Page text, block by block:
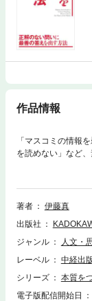
作品情報
「マスコミの情報
を読めない」など
対して、司法試験
著者
伊藤真
出版社
ジャンル
人文・
レーベル
中経出
シリーズ
本質を
電子版配信開始日